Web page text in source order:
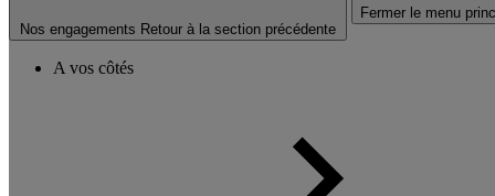
Nos engagements Retour à la section précédente
Fermer le menu
A vos côtés